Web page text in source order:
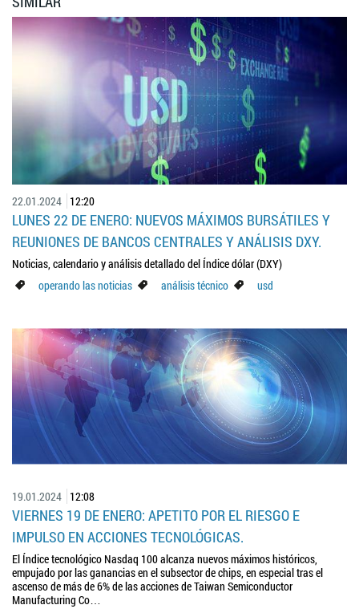
22.01.2024 12:20
LUNES 22 DE ENERO: NUEVOS MÁXIMOS BURSÁTILES Y
REUNIONES DE BANCOS CENTRALES Y ANÁLISIS DXY.
Noticias, calendario y análisis detallado del Índice dólar (DXY)
operando las noticias
análisis técnico usd
19.01.2024 12:08
VIERNES 19 DE ENERO: APETITO POR EL RIESGO E
IMPULSO EN ACCIONES TECNOLÓGICAS.
El Índice tecnológico Nasdaq 100 alcanza nuevos máximos históricos,
empujado por las ganancias en el subsector de chips, en especial tras el
ascenso de más de 6% de las acciones de Taiwan Semiconductor
Manufacturing Co…